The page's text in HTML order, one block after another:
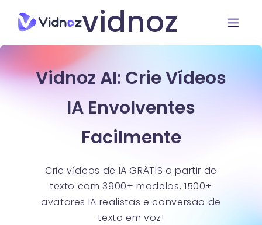
vidnoz
Vidnoz AI: Crie Vídeos
IA Envolventes
Facilmente
Crie vídeos de IA GRÁTIS a partir de
texto com 3900+ modelos, 1500+
avatares IA realistas e conversão de
texto em voz!